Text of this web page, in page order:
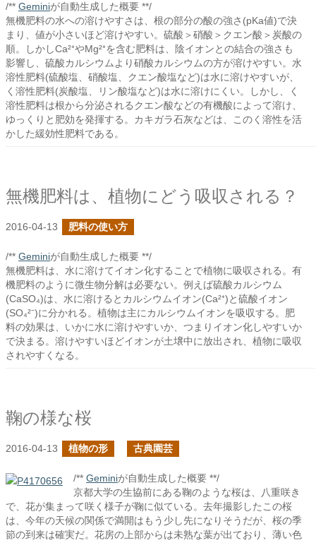
/** Geminiが自動生成した概要 **/
無機肥料の水への溶けやすさは、根の部分の酸の強さ(pKa値)で決
まり、値が小さいほど溶けやすい。硫酸＞硝酸＞クエン酸＞炭酸の
順。しかしCa²⁺やMg²⁺を含む肥料は、陰イオンとの結合の強さも
影響し、硫酸カルシウムより硝酸カルシウムの方が溶けやすい。水
溶性肥料(硫酸塩、硝酸塩、クエン酸塩など)は水に溶けやすいが、
く溶性肥料(炭酸塩、リン酸塩など)は水に溶けにくい。しかし、く
溶性肥料は根から分泌されるクエン酸などの有機酸によって溶け、
ゆっくりと肥効を発揮する。カキガラ石灰などは、このく溶性を活
かした緩効性肥料である。
無機肥料は、植物にどう吸収される？
2016-04-13 肥料の使い方
/** Geminiが自動生成した概要 **/
無機肥料は、水に溶けてイオン化することで植物に吸収される。有
機肥料のように微生物分解は必要ない。例えば硫酸カルシウム
(CaSO₄)は、水に溶けるとカルシウムイオン(Ca²⁺)と硫酸イオン
(SO₄²⁻)に分かれる。植物は主にカルシウムイオンを吸収する。肥
料の効果は、いかに水に溶けやすいか、つまりイオン化しやすいか
で決まる。溶けやすいほどイオンが土壌中に放出され、植物に吸収
されやすくなる。
鞠の様な桜
2016-04-13 植物の形 古典園芸
/** Geminiが自動生成した概要 **/
京都大学の生協前にある鞠のような桜は、八重咲き
で、花が集まって咲く様子が鞠に似ている。去年撮影したこの桜
は、今年の天候の関係で満開はもう少し先になりそうだが、桜の季
節の到来は確実だ。花房の上部からは未熟な葉が出ており、薄い色